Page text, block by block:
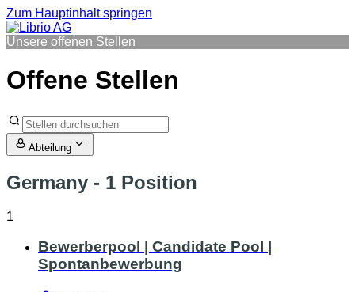
Zum Hauptinhalt springen
Unsere offenen Stellen
Offene Stellen
Abteilung
Germany - 1 Position
1
Bewerberpool | Candidate Pool |
Spontanbewerbung